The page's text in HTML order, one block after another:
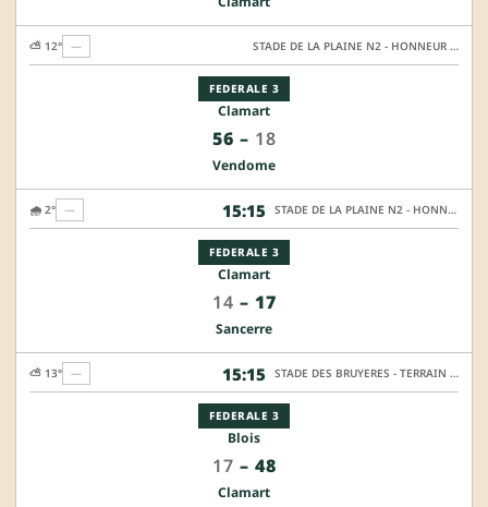
FEDERALE 3
Clamart
56 – 18
Vendome
⛅ 12° — STADE DE LA PLAINE N2 - HONNEUR SYNTHETIQUE
15:15
FEDERALE 3
Clamart
14 – 17
Sancerre
🌧️ 2° — STADE DE LA PLAINE N2 - HONNEUR SYNTHETIQUE
15:15
FEDERALE 3
Blois
17 – 48
Clamart
⛅ 13° — STADE DES BRUYERES - TERRAIN HONNEUR